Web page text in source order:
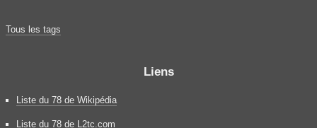
Tous les tags
Liens
Liste du 78 de Wikipédia
Liste du 78 de L2tc.com